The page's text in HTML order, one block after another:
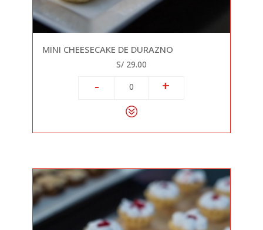
MINI CHEESECAKE DE DURAZNO
S/ 29.00
- 0 +